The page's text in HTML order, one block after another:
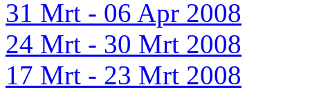
31 Mrt - 06 Apr 2008
24 Mrt - 30 Mrt 2008
17 Mrt - 23 Mrt 2008